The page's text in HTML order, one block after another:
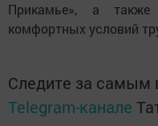
Прикамье», а также
комфортных условий
Следите за
Telegram-канале